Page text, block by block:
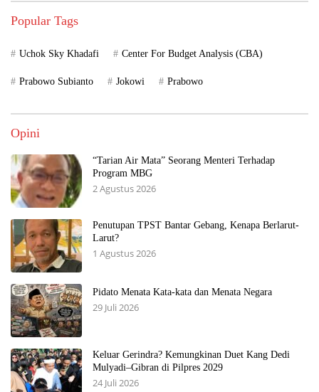
Popular Tags
Uchok Sky Khadafi Center For Budget Analysis (CBA)
Prabowo Subianto Jokowi Prabowo
Opini
“Tarian Air Mata” Seorang Menteri Terhadap
Program MBG
2 Agustus 2026
Penutupan TPST Bantar Gebang, Kenapa Berlarut-
Larut?
1 Agustus 2026
Pidato Menata Kata-kata dan Menata Negara
29 Juli 2026
Keluar Gerindra? Kemungkinan Duet Kang Dedi
Mulyadi–Gibran di Pilpres 2029
24 Juli 2026